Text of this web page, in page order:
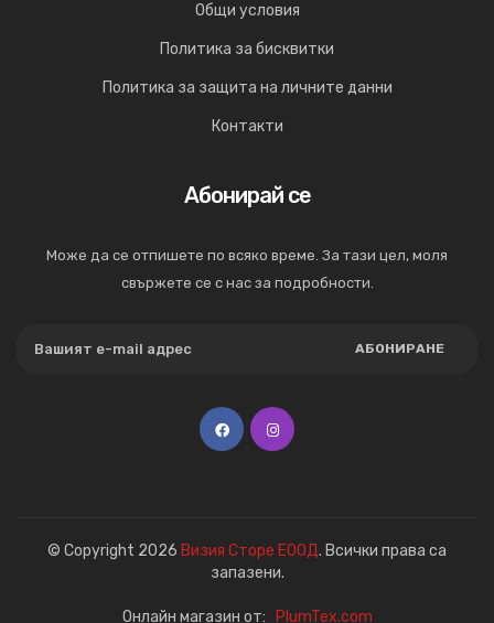
Общи условия
Политика за бисквитки
Политика за защита на личните данни
Контакти
Абонирай се
Може да се отпишете по всяко време. За тази цел, моля
свържете се с нас за подробности.
АБОНИРАНЕ
© Copyright 2026 Визия Сторе ЕООД. Всички права са
запазени.
Онлайн магазин от: PlumTex.com